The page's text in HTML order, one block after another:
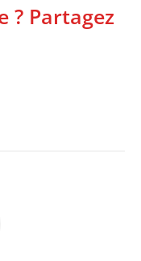
? Partagez